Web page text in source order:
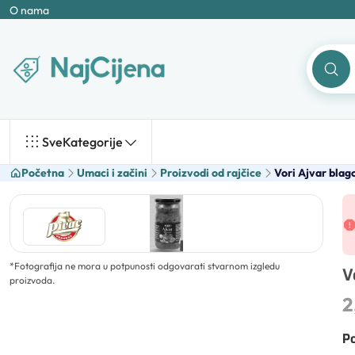
O nama
SveKategorije
Početna Umaci i začini Proizvodi od rajčice Vori Ajvar
*Fotografija ne mora u potpunosti odgovarati stvarnom izgledu
proizvoda.